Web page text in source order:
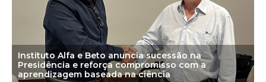
Instituto Alfa e Beto anuncia sucessão na
Presidência e reforça compromisso com a
aprendizagem baseada na ciência